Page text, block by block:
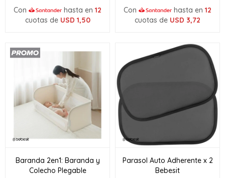
Con hasta en 12
cuotas de USD 1,50
Con hasta en 12
cuotas de USD 3,72
Baranda 2en1: Baranda y
Colecho Plegable
Parasol Auto Adherente x 2
Bebesit